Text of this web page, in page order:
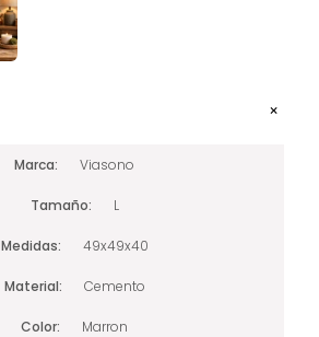
Marca Viasono
Tamaño L
Medidas 49x49x40
Material Cemento
Color Marron